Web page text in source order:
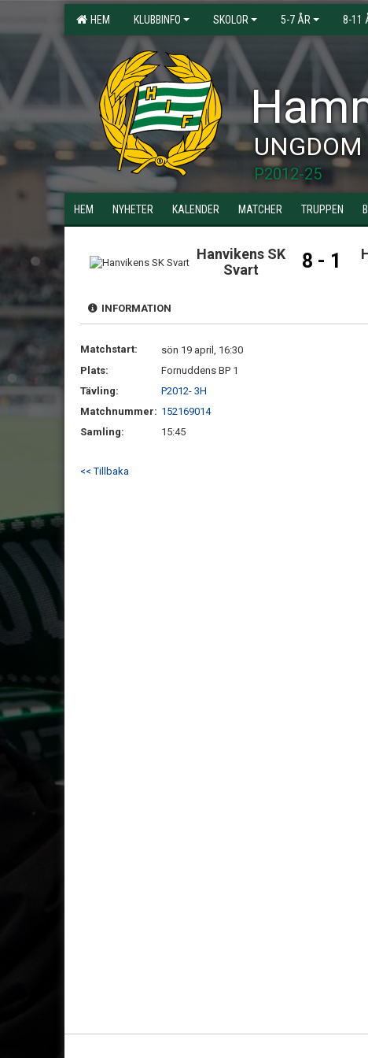
HEM KLUBBINFO SKOLOR 5-7 ÅR 8-11
UNGDOM
P2012-25
HEM NYHETER KALENDER MATCHER TRUPPEN
Hanvikens SK
Svart
8 - 1
INFORMATION
Matchstart:
sön 19 april, 16:30
Plats:
Fornuddens BP 1
Tävling:
P2012- 3H
Matchnummer: 152169014
Samling:
15:45
<< Tillbaka